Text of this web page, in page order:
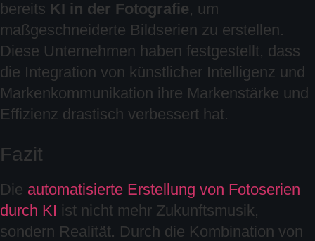
bereits KI in der Fotografie, um
maßgeschneiderte Bildserien zu erstellen.
Diese Unternehmen haben festgestellt, dass
die Integration von künstlicher Intelligenz und
Markenkommunikation ihre Markenstärke und
Effizienz drastisch verbessert hat.
Fazit
Die automatisierte Erstellung von Fotoserien
durch KI ist nicht mehr Zukunftsmusik,
sondern Realität. Durch die Kombination von